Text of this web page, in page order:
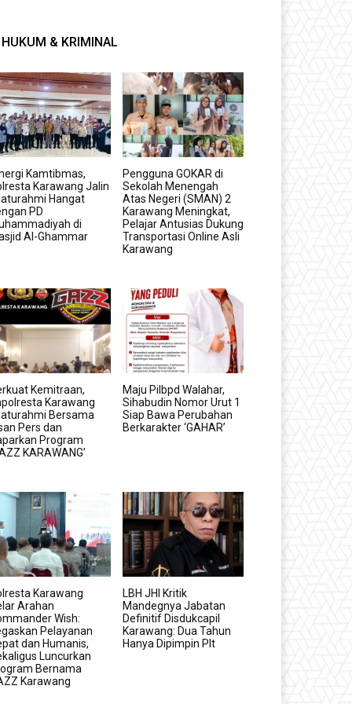
HUKUM & KRIMINAL
Kamtibmas,
Karawang Jalin
Hangat
PD
di
Al-Ghammar
Pengguna GOKAR di
Sekolah Menengah
Atas Negeri (SMAN) 2
Karawang Meningkat,
Pelajar Antusias Dukung
Transportasi Online Asli
Karawang
Kemitraan,
Karawang
Bersama
Pers dan
Program
KARAWANG’
Maju Pilbpd Walahar,
Sihabudin Nomor Urut 1
Siap Bawa Perubahan
Berkarakter ‘GAHAR’
Karawang
Arahan
Wish:
Pelayanan
dan Humanis,
Luncurkan
Bernama
Karawang
LBH JHI Kritik
Mandegnya Jabatan
Definitif Disdukcapil
Karawang: Dua Tahun
Hanya Dipimpin Plt